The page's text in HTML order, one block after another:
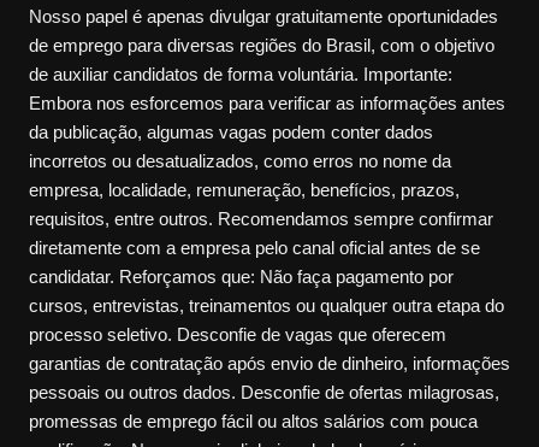
Nosso papel é apenas divulgar gratuitamente oportunidades
de emprego para diversas regiões do Brasil, com o objetivo
de auxiliar candidatos de forma voluntária. Importante:
Embora nos esforcemos para verificar as informações antes
da publicação, algumas vagas podem conter dados
incorretos ou desatualizados, como erros no nome da
empresa, localidade, remuneração, benefícios, prazos,
requisitos, entre outros. Recomendamos sempre confirmar
diretamente com a empresa pelo canal oficial antes de se
candidatar. Reforçamos que: Não faça pagamento por
cursos, entrevistas, treinamentos ou qualquer outra etapa do
processo seletivo. Desconfie de vagas que oferecem
garantias de contratação após envio de dinheiro, informações
pessoais ou outros dados. Desconfie de ofertas milagrosas,
promessas de emprego fácil ou altos salários com pouca